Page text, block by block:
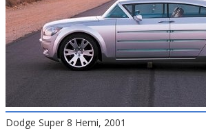
Dodge Super 8 Hemi, 2001